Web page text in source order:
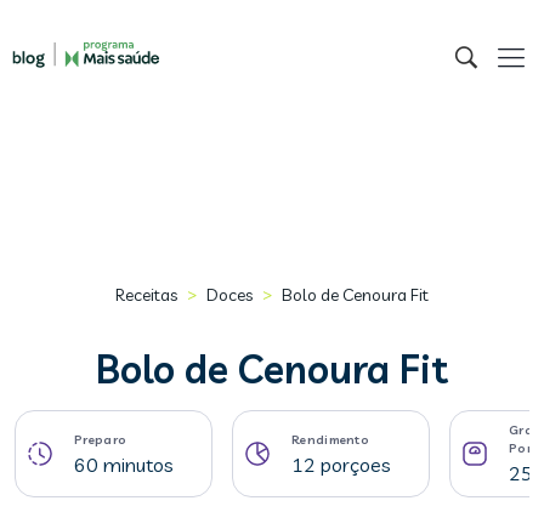
Receitas > Doces > Bolo de Cenoura Fit
Bolo de Cenoura Fit
Preparo
60 minutos
Rendimento
12 porçoes